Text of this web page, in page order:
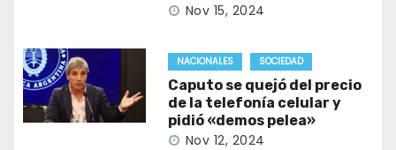
Nov 15, 2024
NACIONALES SOCIEDAD
Caputo se quejó del precio
de la telefonía celular y
pidió «demos pelea»
Nov 12, 2024